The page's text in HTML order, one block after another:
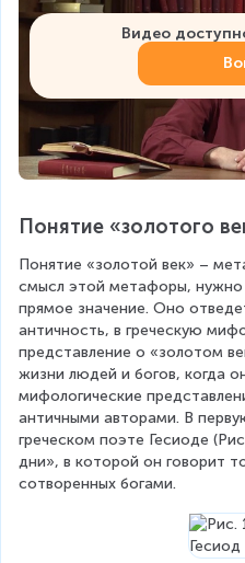
Видео
Понятие «золотого
Понятие «золотой век» –
смысл этой метафоры, нужно
прямое значение. Оно
античность, в греческую
представление о «золотом
жизни людей и богов, когда
мифологические
античными авторами. В
греческом поэте Гесиоде
дни», в которой он говорит
сотворенных богами.